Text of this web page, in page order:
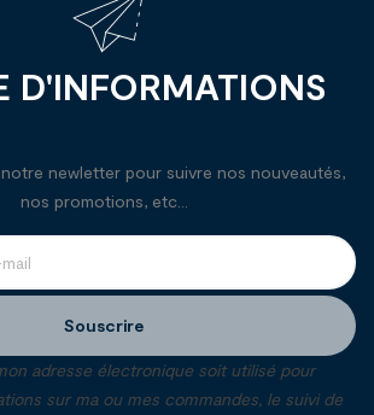
D'INFORMATIONS
newletter pour suivre nos nouveautés,
nos promotions, etc...
Souscrire
adresse électronique soit utilisé pour
sur ma ou mes commandes, le suivi de